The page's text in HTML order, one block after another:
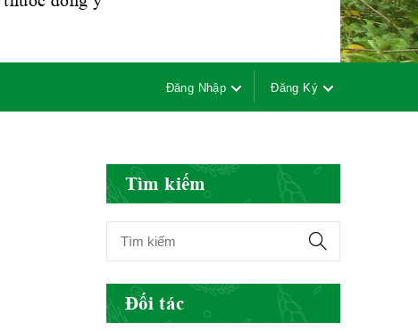
Đăng Nhập Đăng Ký
Tìm kiếm
Đối tác
Nam
Yên Bái
Hội Đông Y Tỉnh
Hòa Bình